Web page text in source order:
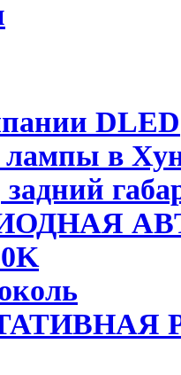
DLED
лампы в